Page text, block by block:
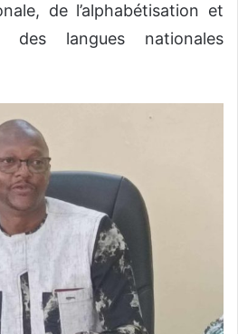
de l’alphabétisation et
langues nationales